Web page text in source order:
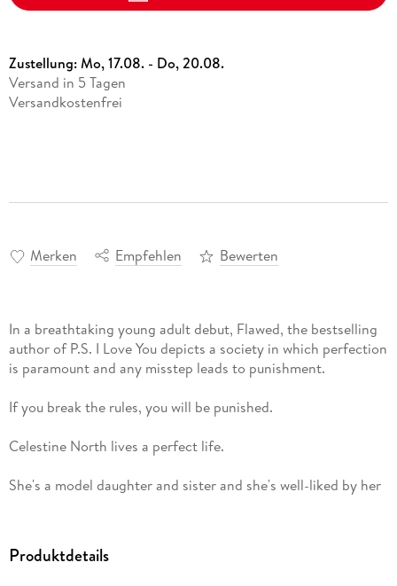
Zustellung:Mo, 17.08. - Do, 20.08.
Versand in 5 Tagen
Versandkostenfrei
Merken Empfehlen Bewerten
In a breathtaking young adult debut, Flawed, the bestselling
author of P.S. I Love You depicts a society in which perfection
is paramount and any misstep leads to punishment.
If you break the rules, you will be punished.
Celestine North lives a perfect life.
She's a model daughter and sister and she's well-liked by her
Produktdetails